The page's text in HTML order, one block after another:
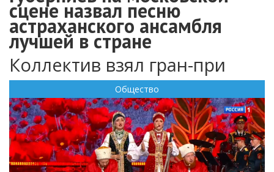
сцене назвал песню
астраханского ансамбля
лучшей в стране
Коллектив взял гран-при
Общество